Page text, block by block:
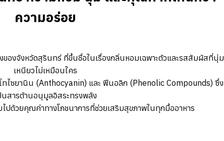
ความอร่อย
องจังหวัดสุรินทร์ ที่ขึ้นชื่อในเรื่องกลิ่นหอมเฉพาะตัวและรสสัมผัสที่นุ่ม
เหนียวไม่เหมือนใคร
ทไซยานิน (Anthocyanin) และ ฟีนอลิก (Phenolic Compounds) ซึ่ง
นสารต้านอนุมูลอิสระทรงพลัง
ปด้วยคุณค่าทางโภชนาการที่ช่วยเสริมสุขภาพในทุกมื้ออาหาร